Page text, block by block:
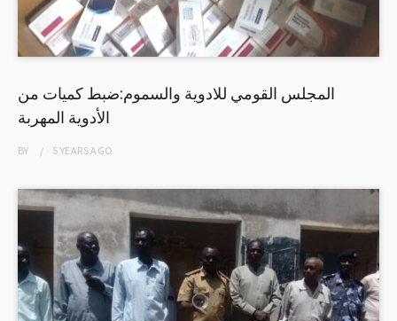
المجلس القومي للادوية والسموم:ضبط كميات من
الأدوية المهربة
BY 5 YEARSAGO